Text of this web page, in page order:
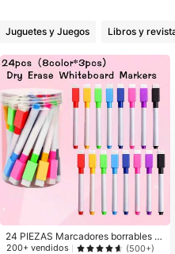
Juguetes y Juegos Libros y
24 PIEZAS Marcadores borrables n
o magnéticos de colores, bolígrafos
200+ vendidos (500+)